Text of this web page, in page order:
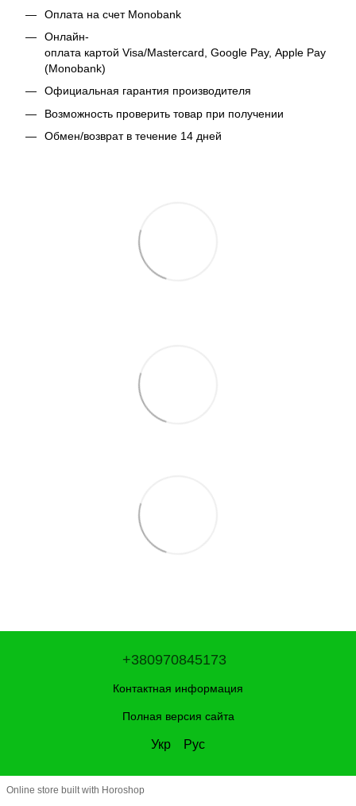
Оплата на счет Monobank
Онлайн-
оплата картой Visa/Mastercard, Google Pay, Apple Pay
(Monobank)
Официальная гарантия производителя
Возможность проверить товар при получении
Обмен/возврат в течение 14 дней
+380970845173
Контактная информация
Полная версия сайта
Укр Рус
Online store built with Horoshop